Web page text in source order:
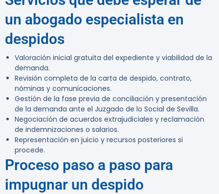
un abogado especialista en
despidos
Valoración inicial gratuita del expediente y viabilidad de la
demanda.
Revisión completa de la carta de despido, contrato,
nóminas y comunicaciones.
Gestión de la fase previa de conciliación y presentación
de la demanda ante el Juzgado de lo Social de Sevilla.
Negociación de acuerdos extrajudiciales y reclamación
de indemnizaciones o salarios.
Representación en juicio y recursos posteriores si
procede.
Proceso paso a paso para
impugnar un despido